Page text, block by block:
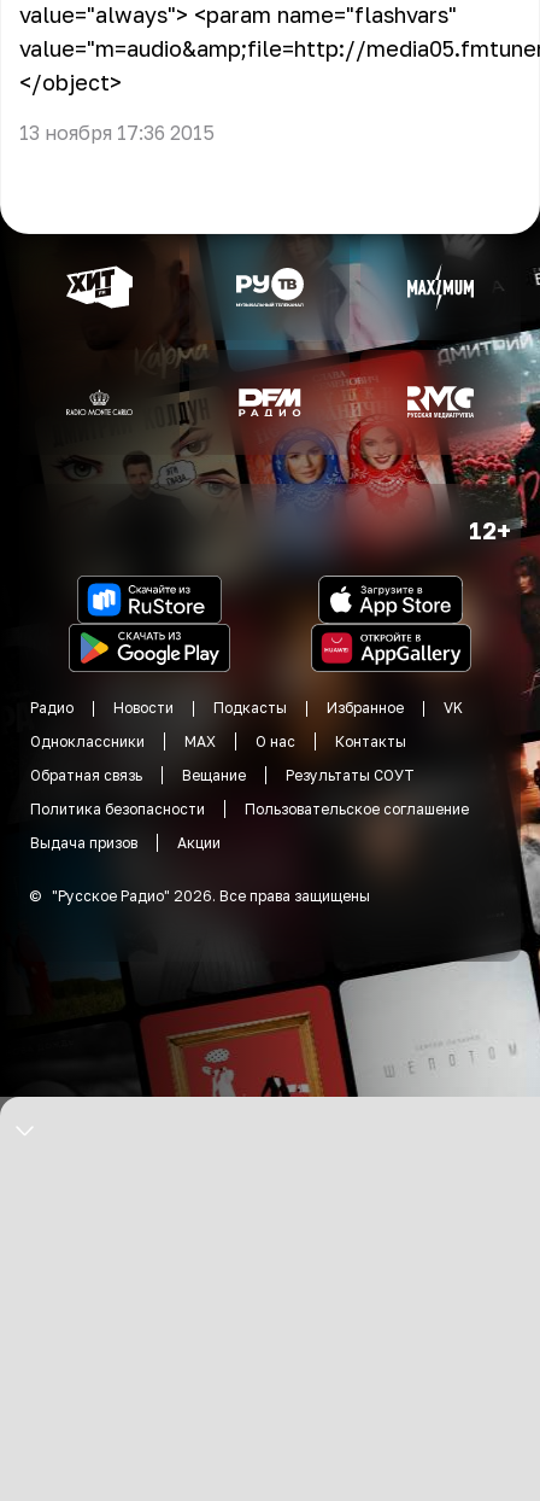
value="always"> <param name="flashvars"
value="m=audio&amp;file=http://
</object>
13 ноября 17:36 2015
12+
Радио Новости Подкасты Избранное
VK
Одноклассники
MAX О нас
Контакты
Обратная связь
Вещание
Результаты СОУТ
Политика безопасности
Пользовательское соглашение
Выдача призов
Акции
© "Русское Радио" 2026. Все права защищены